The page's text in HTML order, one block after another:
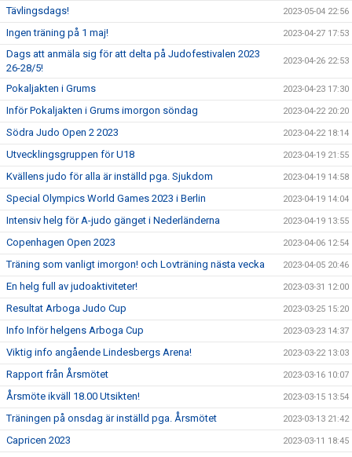
Tävlingsdags! 2023-05-04 22:56
Ingen träning på 1 maj! 2023-04-27 17:53
Dags att anmäla sig för att delta på Judofestivalen 2023
26-28/5!
2023-04-26 22:53
Pokaljakten i Grums 2023-04-23 17:30
Inför Pokaljakten i Grums imorgon söndag 2023-04-22 20:20
Södra Judo Open 2 2023 2023-04-22 18:14
Utvecklingsgruppen för U18 2023-04-19 21:55
Kvällens judo för alla är inställd pga. Sjukdom 2023-04-19 14:58
Special Olympics World Games 2023 i Berlin 2023-04-19 14:04
Intensiv helg för A-judo gänget i Nederländerna 2023-04-19 13:55
Copenhagen Open 2023 2023-04-06 12:54
Träning som vanligt imorgon! och Lovträning nästa vecka 2023-04-05 20:46
En helg full av judoaktiviteter! 2023-03-31 12:00
Resultat Arboga Judo Cup 2023-03-25 15:20
Info Inför helgens Arboga Cup 2023-03-23 14:37
Viktig info angående Lindesbergs Arena! 2023-03-22 13:03
Rapport från Årsmötet 2023-03-16 10:07
Årsmöte ikväll 18.00 Utsikten! 2023-03-15 13:54
Träningen på onsdag är inställd pga. Årsmötet 2023-03-13 21:42
Capricen 2023 2023-03-11 18:45